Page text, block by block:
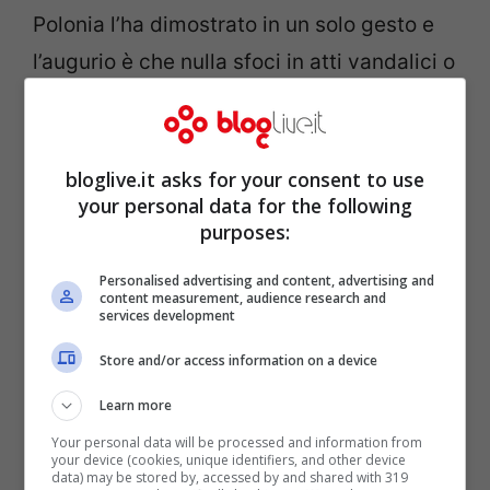
Polonia l’ha dimostrato in un solo gesto e
l’augurio è che nulla sfoci in atti vandalici o
sempre, ce l’hanno insegnato gli ultimi anni
di calcio, ce l’ha inculcato il timore di
assistere a determinati incontri.
bloglive.it asks for your consent to use
your personal data for the following
purposes:
Personalised advertising and content, advertising and
content measurement, audience research and
services development
Store and/or access information on a device
Learn more
Your personal data will be processed and information from
your device (cookies, unique identifiers, and other device
data) may be stored by, accessed by and shared with 319